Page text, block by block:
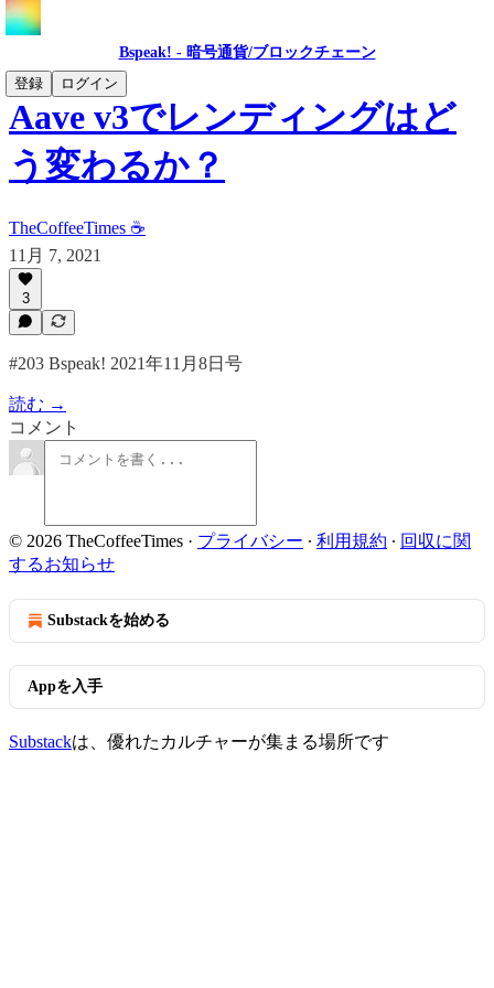
Bspeak! - 暗号通貨/ブロックチェーン
登録
ログイン
Aave v3でレンディングはど
う変わるか？
TheCoffeeTimes ☕
11月 7, 2021
3
#203 Bspeak! 2021年11月8日号
読む →
コメント
© 2026 TheCoffeeTimes · プライバシー ∙ 利用規約 ∙ 回収に関
するお知らせ
Substackを始める
Appを入手
Substackは、優れたカルチャーが集まる場所です